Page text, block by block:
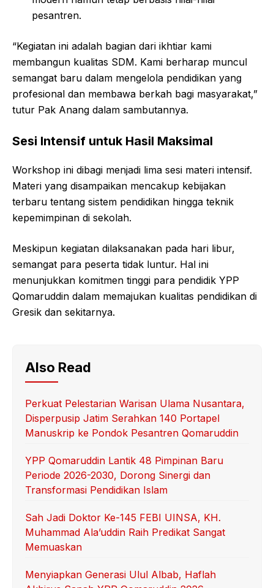
pesantren.
“Kegiatan ini adalah bagian dari ikhtiar kami
membangun kualitas SDM. Kami berharap muncul
semangat baru dalam mengelola pendidikan yang
profesional dan membawa berkah bagi masyarakat,”
tutur Pak Anang dalam sambutannya.
Sesi Intensif untuk Hasil Maksimal
Workshop ini dibagi menjadi lima sesi materi intensif.
Materi yang disampaikan mencakup kebijakan
terbaru tentang sistem pendidikan hingga teknik
kepemimpinan di sekolah.
Meskipun kegiatan dilaksanakan pada hari libur,
semangat para peserta tidak luntur. Hal ini
menunjukkan komitmen tinggi para pendidik YPP
Qomaruddin dalam memajukan kualitas pendidikan di
Gresik dan sekitarnya.
Also Read
Perkuat Pelestarian Warisan Ulama Nusantara,
Disperpusip Jatim Serahkan 140 Portapel
Manuskrip ke Pondok Pesantren Qomaruddin
YPP Qomaruddin Lantik 48 Pimpinan Baru
Periode 2026-2030, Dorong Sinergi dan
Transformasi Pendidikan Islam
Sah Jadi Doktor Ke-145 FEBI UINSA, KH.
Muhammad Ala’uddin Raih Predikat Sangat
Memuaskan
Menyiapkan Generasi Ulul Albab, Haflah